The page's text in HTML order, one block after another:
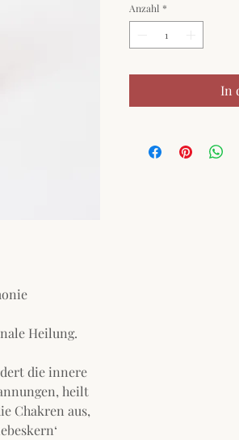
Heilung.
die innere
heilt
Chakren aus,
Anzahl *
In